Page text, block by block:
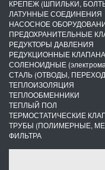
КРЕПЕЖ (ШПИЛЬКИ,
ЛАТУННЫЕ СОЕДИНЕНИЯ
НАСОСНОЕ
ПРЕДОХРАНИТЕЛЬНЫЕ
РЕДУКТОРЫ ДАВЛЕНИЯ
РЕДУКЦИОННЫЕ КЛАПАНА
СОЛЕНОИДНЫЕ
СТАЛЬ (ОТВОДЫ,
ТЕПЛОИЗОЛЯЦИЯ
ТЕПЛООБМЕННИКИ
ТЕПЛЫЙ ПОЛ
ТЕРМОСТАТИЧЕСКИЕ
ТРУБЫ (ПОЛИМЕРНЫЕ,
ФИЛЬТРА